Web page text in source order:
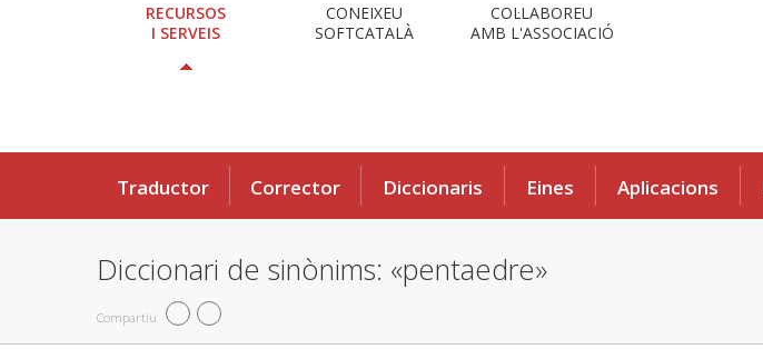
RECURSOS
I SERVEIS
CONEIXEU
SOFTCATALÀ
COL·LABOREU
AMB L'ASSOCIACIÓ
Traductor Corrector Diccionaris Eines Aplicacions
Diccionari de sinònims: «pentaedre»
Compartiu